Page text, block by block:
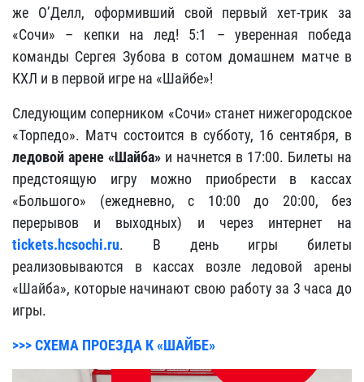
же О’Делл, оформивший свой первый хет-трик за
«Сочи» – кепки на лед! 5:1 – уверенная победа
команды Сергея Зубова в сотом домашнем матче в
КХЛ и в первой игре на «Шайбе»!
Следующим соперником «Сочи» станет нижегородское
«Торпедо». Матч состоится в субботу, 16 сентября, в
ледовой арене «Шайба» и начнется в 17:00. Билеты на
предстоящую игру можно приобрести в кассах
«Большого» (ежедневно, с 10:00 до 20:00, без
перерывов и выходных) и через интернет на
tickets.hcsochi.ru. В день игры билеты
реализовываются в кассах возле ледовой арены
«Шайба», которые начинают свою работу за 3 часа до
игры.
>>> СХЕМА ПРОЕЗДА К «ШАЙБЕ»